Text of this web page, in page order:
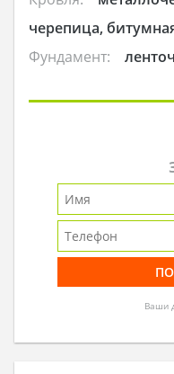
черепица,
Фундамент:
Ваши